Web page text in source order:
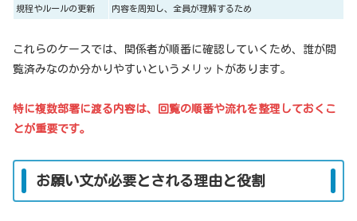
規程やルールの更新 内容を周知し、全員が理解するため
これらのケースでは、関係者が順番に確認していくため、誰が閲
覧済みなのか分かりやすいというメリットがあります。
特に複数部署に渡る内容は、回覧の順番や流れを整理しておくこ
とが重要です。
お願い文が必要とされる理由と役割